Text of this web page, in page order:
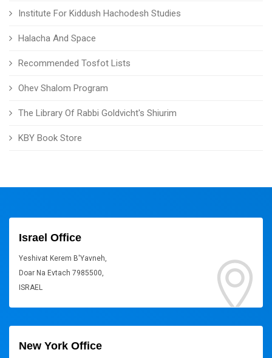
Institute For Kiddush Hachodesh Studies
Halacha And Space
Recommended Tosfot Lists
Ohev Shalom Program
The Library Of Rabbi Goldvicht's Shiurim
KBY Book Store
Israel Office
Yeshivat Kerem B'Yavneh,
Doar Na Evtach 7985500,
ISRAEL
New York Office